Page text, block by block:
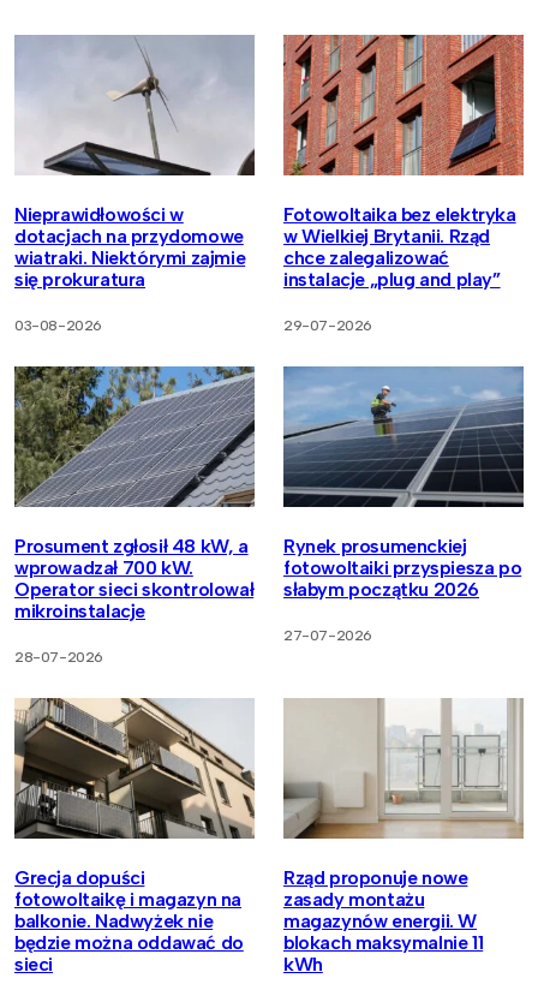
Nieprawidłowości w
dotacjach na przydomowe
wiatraki. Niektórymi zajmie
się prokuratura
03-08-2026
Fotowoltaika bez elektryka
w Wielkiej Brytanii. Rząd
chce zalegalizować
instalacje „plug and play”
29-07-2026
Prosument zgłosił 48 kW, a
wprowadzał 700 kW.
Operator sieci skontrolował
mikroinstalacje
28-07-2026
Rynek prosumenckiej
fotowoltaiki przyspiesza po
słabym początku 2026
27-07-2026
Grecja dopuści
fotowoltaikę i magazyn na
balkonie. Nadwyżek nie
będzie można oddawać do
sieci
Rząd proponuje nowe
zasady montażu
magazynów energii. W
blokach maksymalnie 11
kWh